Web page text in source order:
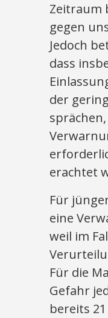
Zeitraum
gegen
Jedoch
dass
der
erachtet
Für
eine
weil im
Für die
Gefahr
bereits